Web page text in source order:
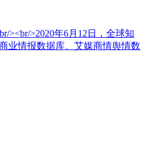
><br/>2020年6月12日，全球知
业情报数据库、艾媒商情舆情数